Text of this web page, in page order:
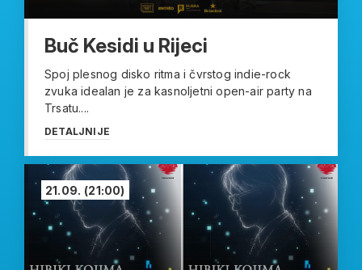
Buč Kesidi u Rijeci
Spoj plesnog disko ritma i čvrstog indie-rock
zvuka idealan je za kasnoljetni open-air party na
Trsatu....
DETALJNIJE
21.09. (21:00)